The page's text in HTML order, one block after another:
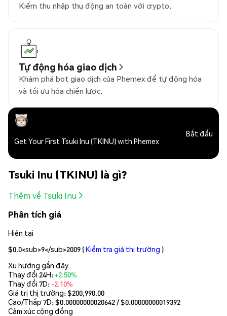
Kiếm thu nhập thụ động an toàn với crypto.
Tự động hóa giao dịch
Khám phá bot giao dịch của Phemex để tự động hóa
và tối ưu hóa chiến lược.
Get Your First Tsuki Inu (TKINU) with Phemex
Bắt đầu
Tsuki Inu (TKINU) là gì?
Thêm về Tsuki Inu
Phân tích giá
Hiện tại
$0.0<sub>9</sub>2009 (Kiểm tra giá thị trường )
Xu hướng gần đây
Thay đổi 24H:+2.50%
Thay đổi 7D: -2.10%
Giá trị thị trường:$200,990.00
Cao/Thấp 7D: $0.00000000020642 / $0.00000000019392
Cảm xúc cộng đồng